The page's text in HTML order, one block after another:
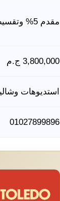
مقدم 5% وتقسيط حتى 15 سنة
3,800,000 ج.م
استديوهات
01027899896